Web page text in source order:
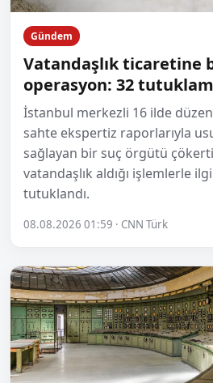
Gündem
Vatandaşlık ticaretine
operasyon: 32
İstanbul merkezli 16 ilde
sahte ekspertiz raporlarıyla
sağlayan bir suç örgütü
vatandaşlık aldığı işlemlerle
tutuklandı.
08.08.2026 01:59 · CNN Türk